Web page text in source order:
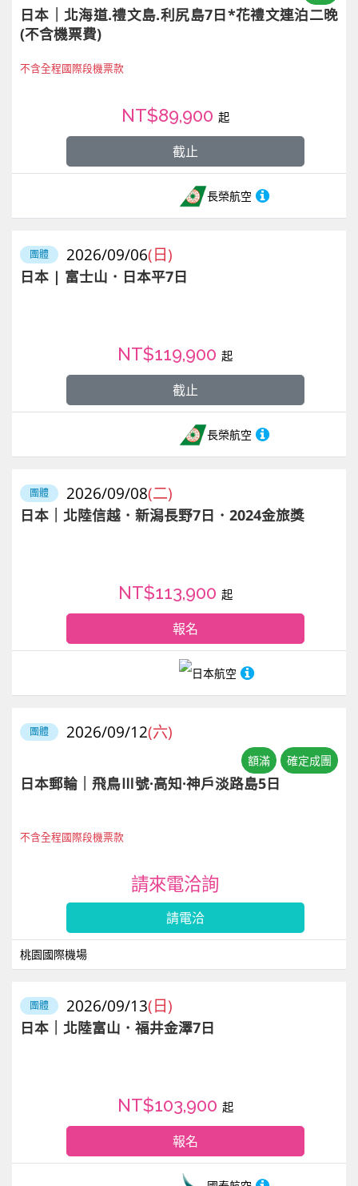
日本｜北海道.禮文島.利尻島7日*花禮文連泊二晚
(不含機票費)
不含全程國際段機票款
長榮航空
NT$89,900 起
截止
團體 2026/09/06(日)
日本 | 富士山．日本平7日
長榮航空
NT$119,900 起
截止
團體 2026/09/08(二)
日本｜北陸信越．新潟長野7日．2024金旅獎
日本航空
NT$113,900 起
報名
額滿 確定成團
團體 2026/09/12(六)
日本郵輪｜飛鳥Ⅲ號·高知·神戶淡路島5日
不含全程國際段機票款
桃園國際機場
請來電洽詢
請電洽
團體 2026/09/13(日)
日本｜北陸富山．福井金澤7日
NT$103,900 起
報名